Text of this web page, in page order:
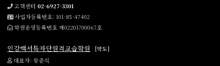
고객센터 02-6927-3301
사업자등록번호: 101-85-47402
학원운영등록번호 제02201700067호
인강백서특자단원격교습학원
[약도]
대표자: 왕준석